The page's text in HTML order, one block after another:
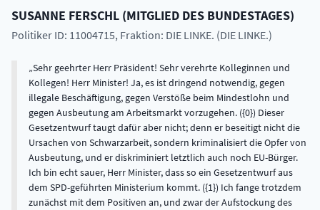
SUSANNE FERSCHL (MITGLIED DES BUNDESTAGES)
Politiker ID: 11004715, Fraktion: DIE LINKE. (DIE LINKE.)
Sehr geehrter Herr Präsident! Sehr verehrte Kolleginnen und
Kollegen! Herr Minister! Ja, es ist dringend notwendig, gegen
illegale Beschäftigung, gegen Verstöße beim Mindestlohn und
gegen Ausbeutung am Arbeitsmarkt vorzugehen. ({0}) Dieser
Gesetzentwurf taugt dafür aber nicht; denn er beseitigt nicht die
Ursachen von Schwarzarbeit, sondern kriminalisiert die Opfer von
Ausbeutung, und er diskriminiert letztlich auch noch EU-Bürger.
Ich bin echt sauer, Herr Minister, dass so ein Gesetzentwurf aus
dem SPD-geführten Ministerium kommt. ({1}) Ich fange trotzdem
zunächst mit dem Positiven an, und zwar der Aufstockung des